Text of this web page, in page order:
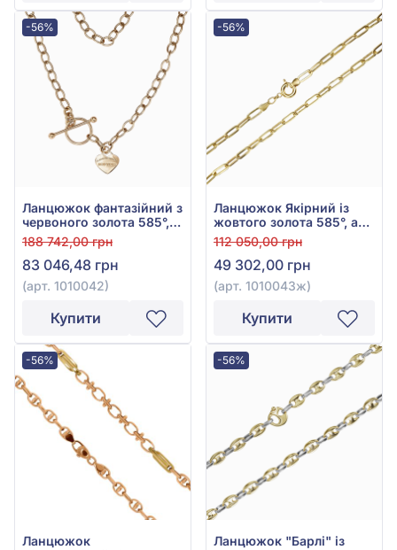
-56%
Ланцюжок фантазійний з
червоного золота 585°,
арт. 1010042
188 742,00 грн
83 046,48 грн
(арт. 1010042)
Купити
-56%
Ланцюжок Якірний із
жовтого золота 585°, арт.
1010043ж
112 050,00 грн
49 302,00 грн
(арт. 1010043ж)
Купити
-56%
Ланцюжок
-56%
Ланцюжок "Барлі" із